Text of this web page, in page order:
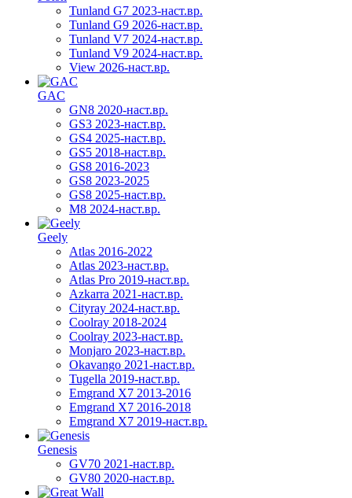
Tunland G7 2023-наст.вр.
Tunland G9 2026-наст.вр.
Tunland V7 2024-наст.вр.
Tunland V9 2024-наст.вр.
View 2026-наст.вр.
GAC
GN8 2020-наст.вр.
GS3 2023-наст.вр.
GS4 2025-наст.вр.
GS5 2018-наст.вр.
GS8 2016-2023
GS8 2023-2025
GS8 2025-наст.вр.
M8 2024-наст.вр.
Geely
Atlas 2016-2022
Atlas 2023-наст.вр.
Atlas Pro 2019-наст.вр.
Azkarra 2021-наст.вр.
Cityray 2024-наст.вр.
Coolray 2018-2024
Coolray 2023-наст.вр.
Monjaro 2023-наст.вр.
Okavango 2021-наст.вр.
Tugella 2019-наст.вр.
Emgrand Х7 2013-2016
Emgrand X7 2016-2018
Emgrand X7 2019-наст.вр.
Genesis
GV70 2021-наст.вр.
GV80 2020-наст.вр.